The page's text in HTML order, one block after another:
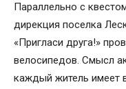
Параллельно с
дирекция поселка
«Пригласи друга!»
велосипедов. Смысл
каждый житель имеет